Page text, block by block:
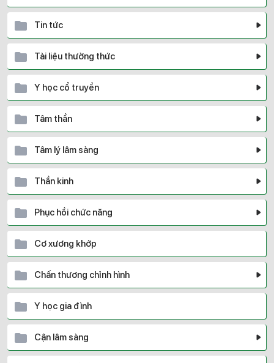
Tin tức
Tài liệu thường thức
Y học cổ truyền
Tâm thần
Tâm lý lâm sàng
Thần kinh
Phục hồi chức năng
Cơ xương khớp
Chấn thương chỉnh hình
Y học gia đình
Cận lâm sàng